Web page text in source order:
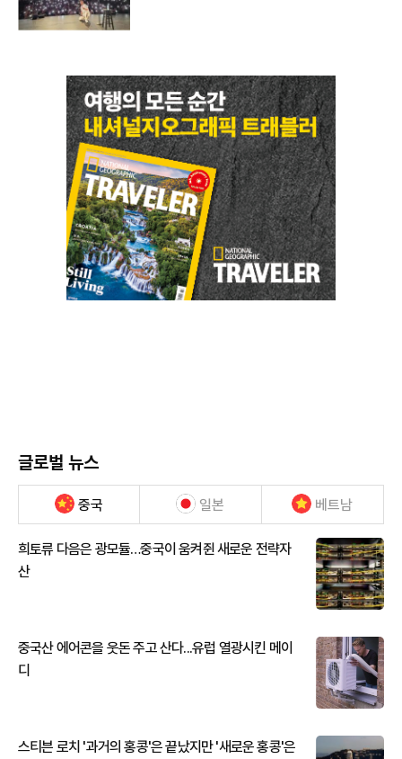
글로벌 뉴스
중국 일본 베트남
희토류 다음은 광모듈…중국이 움켜쥔 새로운 전략자
산
중국산 에어콘을 웃돈 주고 산다...유럽 열광시킨 메이
디
스티븐 로치 '과거의 홍콩'은 끝났지만 '새로운 홍콩'은